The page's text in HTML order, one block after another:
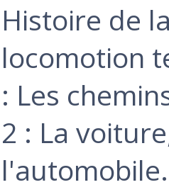
‎Histoire de
locomotion
: Les
2 : La